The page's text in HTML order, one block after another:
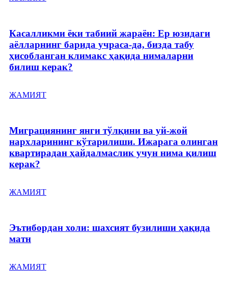
Касалликми ёки табиий жараён: Ер юзидаги
аёлларнинг барида учраса-да, бизда табу
ҳисобланган климакс ҳақида нималарни
билиш керак?
ЖАМИЯТ
Миграциянинг янги тўлқини ва уй-жой
нархларининг кўтарилиши. Ижарага олинган
квартирадан ҳайдалмаслик учун нима қилиш
керак?
ЖАМИЯТ
Эътибордан холи: шахсият бузилиши ҳақида
матн
ЖАМИЯТ